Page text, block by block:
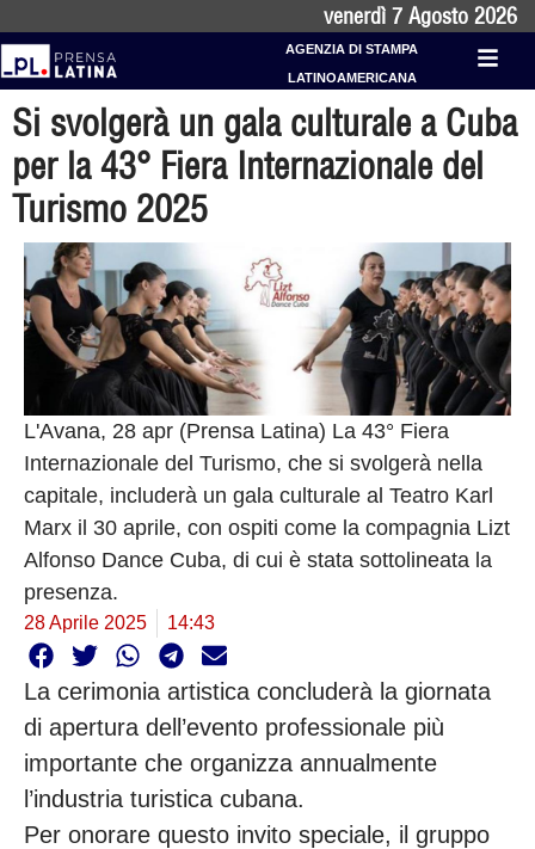
venerdì 7 Agosto 2026
AGENZIA DI STAMPA
LATINOAMERICANA
Si svolgerà un gala culturale a Cuba
per la 43° Fiera Internazionale del
Turismo 2025
L'Avana, 28 apr (Prensa Latina) La 43° Fiera
Internazionale del Turismo, che si svolgerà nella
capitale, includerà un gala culturale al Teatro Karl
Marx il 30 aprile, con ospiti come la compagnia Lizt
Alfonso Dance Cuba, di cui è stata sottolineata la
presenza.
28 Aprile 2025 14:43
La cerimonia artistica concluderà la giornata
di apertura dell’evento professionale più
importante che organizza annualmente
l’industria turistica cubana.
Per onorare questo invito speciale, il gruppo